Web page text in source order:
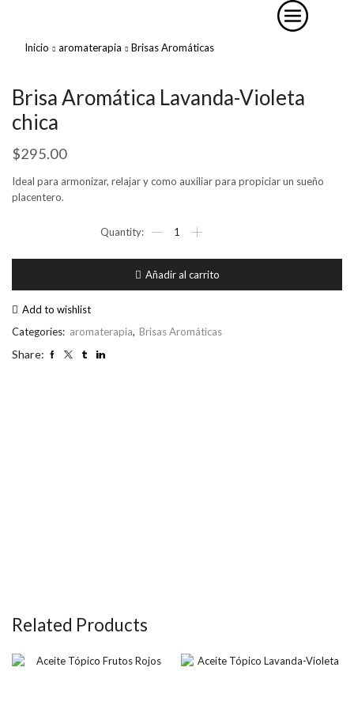
Inicio aromaterapia Brisas Aromáticas
Brisa Aromática Lavanda-Violeta
chica
$295.00
Ideal para armonizar, relajar y como auxiliar para propiciar un sueño
placentero.
Aromática
chica
cantidad
Añadir al carrito
Add to wishlist
Categories: aromaterapia, Brisas Aromáticas
Share:
Related Products